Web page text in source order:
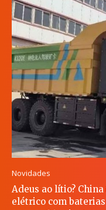
Novidades
Adeus ao lítio?
elétrico com